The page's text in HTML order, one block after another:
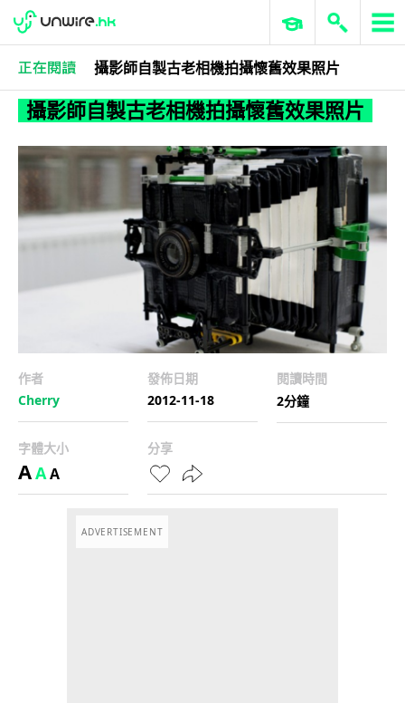
攝影師自製古老相機拍攝懷舊效果照片
作者忘記分類
攝影師自製古老相機拍攝懷舊效果照片
作者
Cherry
發佈日期
2012-11-18
閱讀時間
2分鐘
字體大小
AAA
分享
ADVERTISEMENT